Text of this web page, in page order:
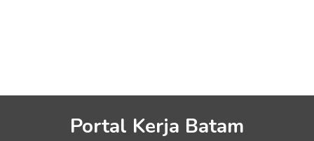
Portal Kerja Batam